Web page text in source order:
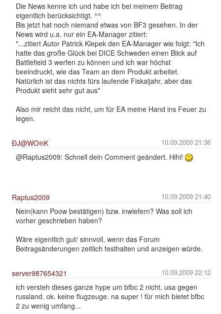
Die News kenne ich und habe ich bei meinem Beitrag
eigentlich berücksichtigt. ^^
Bis jetzt hat noch niemand etwas von BF3 gesehen. In der
News wird u.a. nur ein EA-Manager zitiert:
"...zitiert Autor Patrick Klepek den EA-Manager wie folgt: "Ich
hatte das große Glück bei DICE Schweden einen Blick auf
Battlefield 3 werfen zu können und ich war höchst
beeindruckt, wie das Team an dem Produkt arbeitet.
Natürlich ist das nichts fürs laufende Fiskaljahr, aber das
Produkt sieht sehr gut aus"
Also mir reicht das nicht, um für EA meine Hand ins Feuer zu
legen.
10.09.2009 21:36
ÐJ@WO®K
@Raptus2009: Schnell dein Comment geändert. Hihi!
10.09.2009 21:40
Raptus2009
Nein(kann Poow bestätigen) bzw. inwiefern? Was soll ich
vorher geschrieben haben?
Wäre eigentlich gut/ sinnvoll, wenn das Forum
Beitragsänderungen zeitlich festhalten und anzeigen würde.
10.09.2009 22:12
server987654321
ich versteh dieses ganze hype um bfbc 2 nicht. usa gegen
russland. ok. keine flugzeuge. na super ! für mich bietet bfbc
2 zu wenig umfang...